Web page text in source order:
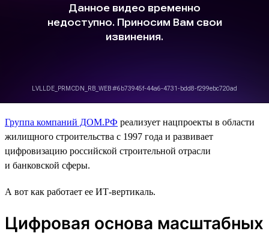
Группа компаний ДОМ.РФ реализует нацпроекты в области
жилищного строительства с 1997 года и развивает
цифровизацию российской строительной отрасли
и банковской сферы.
А вот как работает ее ИТ-вертикаль.
Цифровая основа масштабных